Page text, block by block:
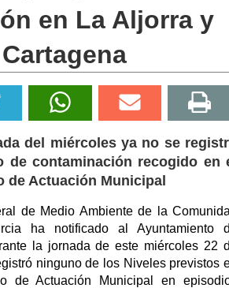
en La Aljorra y
del miércoles ya no se
de contaminación recogido en
de Actuación Municipal
de Medio Ambiente de la
ha notificado al Ayuntamiento
la jornada de este miércoles 22
ninguno de los Niveles previstos
de Actuación Municipal en